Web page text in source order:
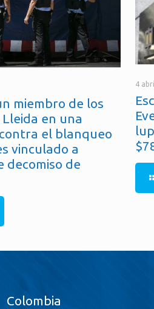
miembro de los
Lleida en una
el blanqueo
vinculado a
decomiso de
4
Colombia